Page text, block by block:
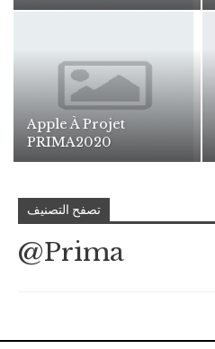
Apple À Projet
PRIMA2020
تصفح التصنيف
@Prima